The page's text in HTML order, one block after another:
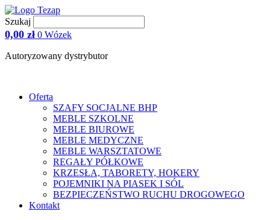
Przejdź
do
treści
Szukaj
0,00 zł 0 Wózek
Autoryzowany dystrybutor
Oferta
SZAFY SOCJALNE BHP
MEBLE SZKOLNE
MEBLE BIUROWE
MEBLE MEDYCZNE
MEBLE WARSZTATOWE
REGAŁY PÓŁKOWE
KRZESŁA, TABORETY, HOKERY
POJEMNIKI NA PIASEK I SÓL
BEZPIECZEŃSTWO RUCHU DROGOWEGO
Kontakt